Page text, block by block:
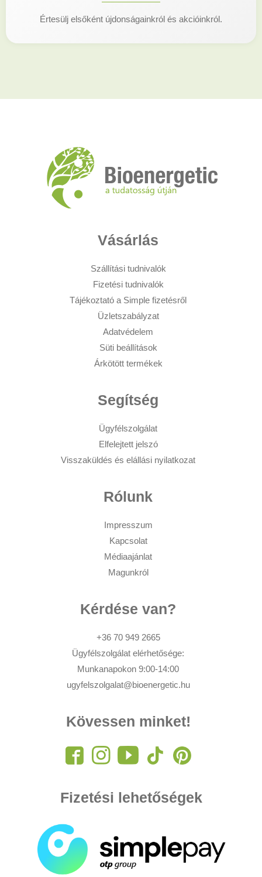
Értesülj elsőként újdonságainkról és akcióinkról.
Vásárlás
Szállítási tudnivalók
Fizetési tudnivalók
Tájékoztató a Simple fizetésről
Üzletszabályzat
Adatvédelem
Süti beállítások
Árkötött termékek
Segítség
Ügyfélszolgálat
Elfelejtett jelszó
Visszaküldés és elállási nyilatkozat
Rólunk
Impresszum
Kapcsolat
Médiaajánlat
Magunkról
Kérdése van?
+36 70 949 2665
Ügyfélszolgálat elérhetősége:
Munkanapokon 9:00-14:00
ugyfelszolgalat@bioenergetic.hu
Kövessen minket!
Fizetési lehetőségek